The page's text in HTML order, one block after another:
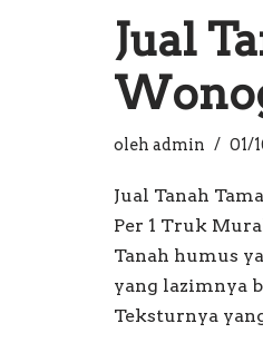
Jual
oleh admin 01/
Jual Tanah
Per 1 Truk
Tanah humus
yang lazimnya
Teksturnya